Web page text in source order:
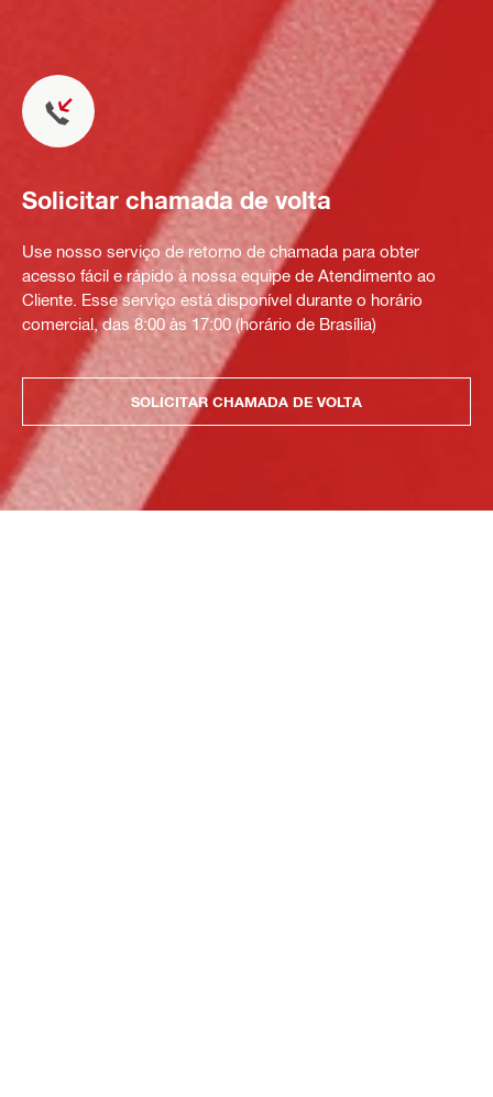
Solicitar chamada de volta
Use nosso serviço de retorno de chamada para obter
acesso fácil e rápido à nossa equipe de Atendimento ao
Cliente. Esse serviço está disponível durante o horário
comercial, das 8:00 às 17:00 (horário de Brasília)
SOLICITAR CHAMADA DE VOLTA